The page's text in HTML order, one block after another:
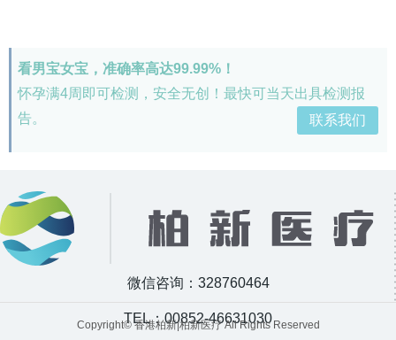
看男宝女宝，准确率高达99.99%！
怀孕满4周即可检测，安全无创！最快可当天出具检测报
告。
联系我们
微信咨询：328760464
TEL：00852-46631030
Copyright© 香港柏新|柏新医疗 All Rights Reserved